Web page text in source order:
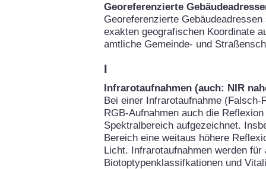
Georeferenzierte
Georeferenzierte
exakten geografischen Koordinate
amtliche Gemeinde- und
I
Infrarotaufnahmen (auch: NIR
Bei einer Infrarotaufnahme
RGB-Aufnahmen auch die
Spektralbereich aufgezeichnet.
Bereich eine weitaus höhere
Licht. Infrarotaufnahmen werden
Biotoptypenklassifkationen und